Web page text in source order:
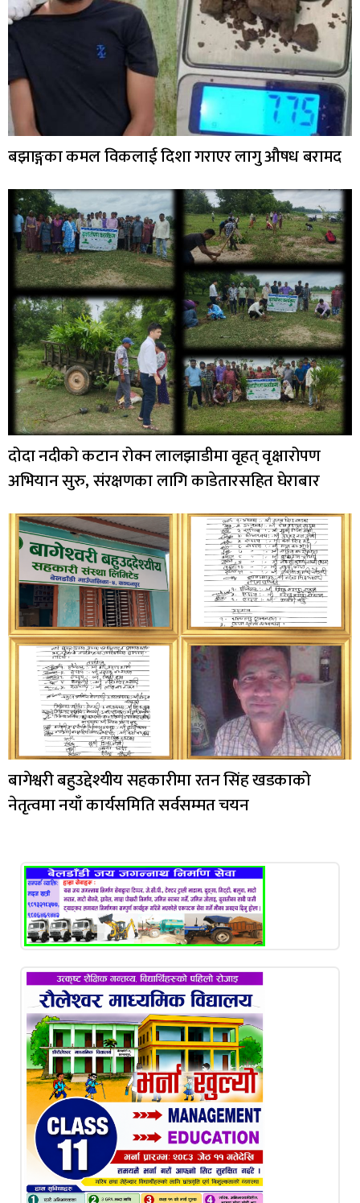
बझाङ्गका कमल विकलाई दिशा गराएर लागु औषध बरामद
दोदा नदीको कटान रोक्न लालझाडीमा वृहत् वृक्षारोपण
अभियान सुरु, संरक्षणका लागि काडेतारसहित घेराबार
बागेश्वरी बहुउद्देश्यीय सहकारीमा रतन सिंह खडकाको
नेतृत्वमा नयाँ कार्यसमिति सर्वसम्मत चयन